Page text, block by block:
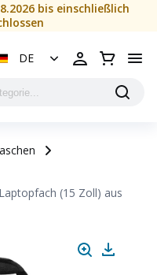
bis einschließlich
DE
(15 Zoll) aus